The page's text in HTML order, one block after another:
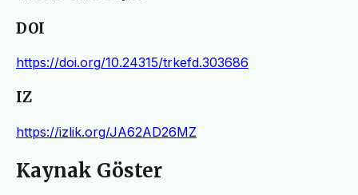
DOI
https://doi.org/10.24315/trkefd.303686
IZ
https://izlik.org/JA62AD26MZ
Kaynak Göster